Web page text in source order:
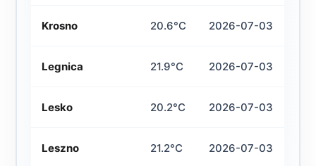
Krosno 20.6°C 2026-07-03
Legnica 21.9°C 2026-07-03
Lesko 20.2°C 2026-07-03
Leszno 21.2°C 2026-07-03